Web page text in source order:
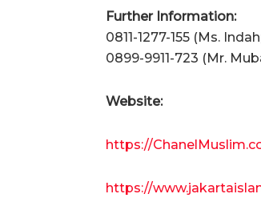
Further Information:
0811-1277-155 (Ms.
0899-9911-723 (Mr.
Website:
https://
https://